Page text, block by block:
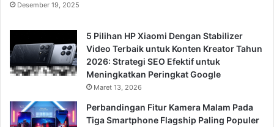
Desember 19, 2025
5 Pilihan HP Xiaomi Dengan Stabilizer
Video Terbaik untuk Konten Kreator Tahun
2026: Strategi SEO Efektif untuk
Meningkatkan Peringkat Google
Maret 13, 2026
Perbandingan Fitur Kamera Malam Pada
Tiga Smartphone Flagship Paling Populer